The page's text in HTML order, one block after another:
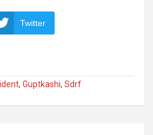
Twitter
, Guptkashi, Sdrf